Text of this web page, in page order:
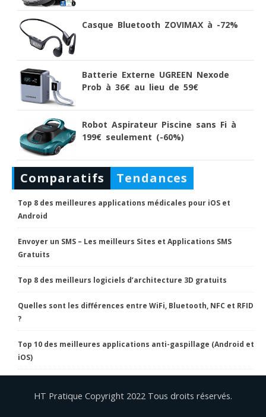
Casque Bluetooth ZOVIMAX à -72%
Batterie Externe UGREEN Nexode
Prob à 36€ au lieu de 59€
Robot Aspirateur Piscine sans Fi à
199€ seulement (-60%)
Comparatifs Tendances
Top 8 des meilleures applications médicales pour iOS et
Android
Envoyer un SMS – Les meilleurs Sites et Applications SMS
Gratuits
Top 8 des meilleurs logiciels d’architecture 3D gratuits
Quelles sont les différences entre WiFi, Bluetooth, NFC et RFID
?
Top 10 des meilleures applications anti-gaspillage (Android et
iOS)
HT Pratique Copyright 2022 Tous droits réservés.